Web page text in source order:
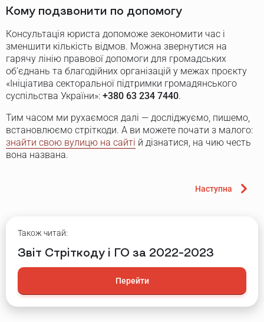
Кому подзвонити по допомогу
Консультація юриста допоможе зекономити час і
зменшити кількість відмов. Можна звернутися на
гарячу лінію правової допомоги для громадських
об’єднань та благодійних організацій у межах проєкту
«Ініціатива секторальної підтримки громадянського
суспільства України»: +380 63 234 7440.
Тим часом ми рухаємося далі — досліджуємо, пишемо,
встановлюємо стріткоди. А ви можете почати з малого:
знайти свою вулицю на сайті й дізнатися, на чию честь
вона названа.
Наступна
Також читай:
Звіт Стріткоду і ГО за 2022–2023
Перейти